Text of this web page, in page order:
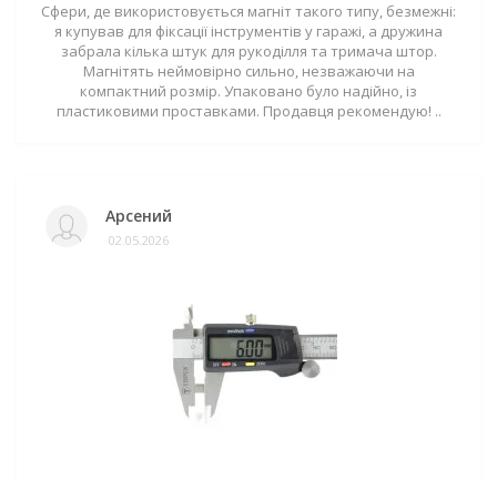
Сфери, де використовується магніт такого типу, безмежні:
я купував для фіксації інструментів у гаражі, а дружина
забрала кілька штук для рукоділля та тримача штор.
Магнітять неймовірно сильно, незважаючи на
компактний розмір. Упаковано було надійно, із
пластиковими проставками. Продавця рекомендую! ..
Арсений
02.05.2026